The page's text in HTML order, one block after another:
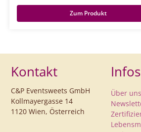
Zum Produkt
Kontakt
C&P Eventsweets GmbH
Kollmayergasse 14
1120 Wien, Österreich
Infos
Über uns